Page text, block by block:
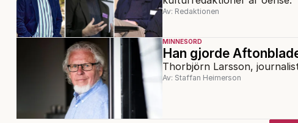
Av: Redaktionen
MINNESORD
Han gjorde
Thorbjörn Larsson,
Av: Staffan Heimerson